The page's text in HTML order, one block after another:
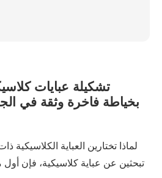
تشكيلة عبايات
بخياطة فاخرة وثقة في
لماذا تختارين العباية الكلاسيكية
تبحثين عن عباية كلاسيكية، فإن